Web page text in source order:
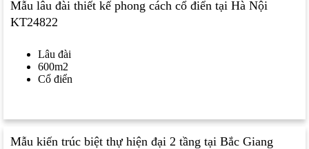
Mẫu lâu đài thiết kế phong cách cổ điển tại Hà Nội
KT24822
Lâu đài
600m2
Cổ điển
Mẫu kiến trúc biệt thự hiện đại 2 tầng tại Bắc Giang